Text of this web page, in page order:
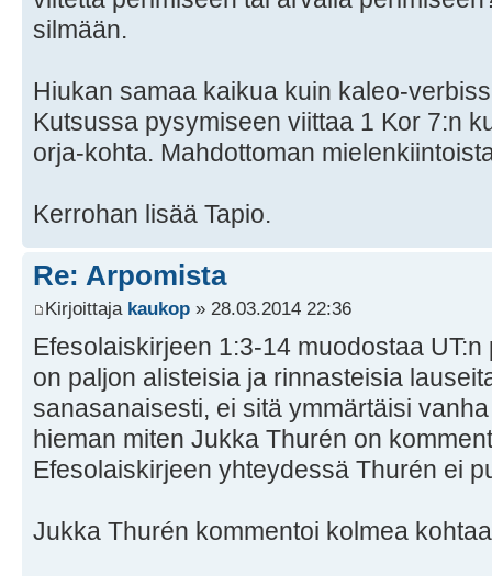
silmään.
Hiukan samaa kaikua kuin kaleo-
Kutsussa pysymiseen viittaa 1 Kor 7:n
orja-kohta. Mahdottoman
Kerrohan lisää Tapio.
Re: Arpomista
Kirjoittaja kaukop » 28.03.2014 22:36
Efesolaiskirjeen 1:3-14 muodostaa
on paljon alisteisia ja rinnasteisia
sanasanaisesti, ei sitä ymmärtäisi
hieman miten Jukka Thurén on
Efesolaiskirjeen yhteydessä Thurén ei
Jukka Thurén kommentoi kolmea